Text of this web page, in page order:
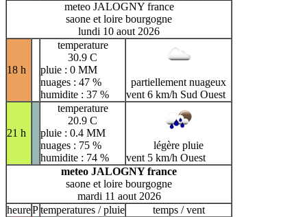
meteo JALOGNY france
saone et loire bourgogne
lundi 10 aout 2026
18 h
temperature
30.9 C
pluie : 0 MM
nuages : 47 %
humidite : 37 %
partiellement nuageux
vent 6 km/h Sud Ouest
21 h
temperature
20.9 C
pluie : 0.4 MM
nuages : 75 %
humidite : 74 %
légère pluie
vent 5 km/h Ouest
meteo JALOGNY france
saone et loire bourgogne
mardi 11 aout 2026
heurePtemperatures / pluie temps / vent